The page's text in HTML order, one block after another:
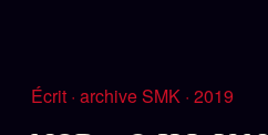
Écrit · archive SMK · 2019